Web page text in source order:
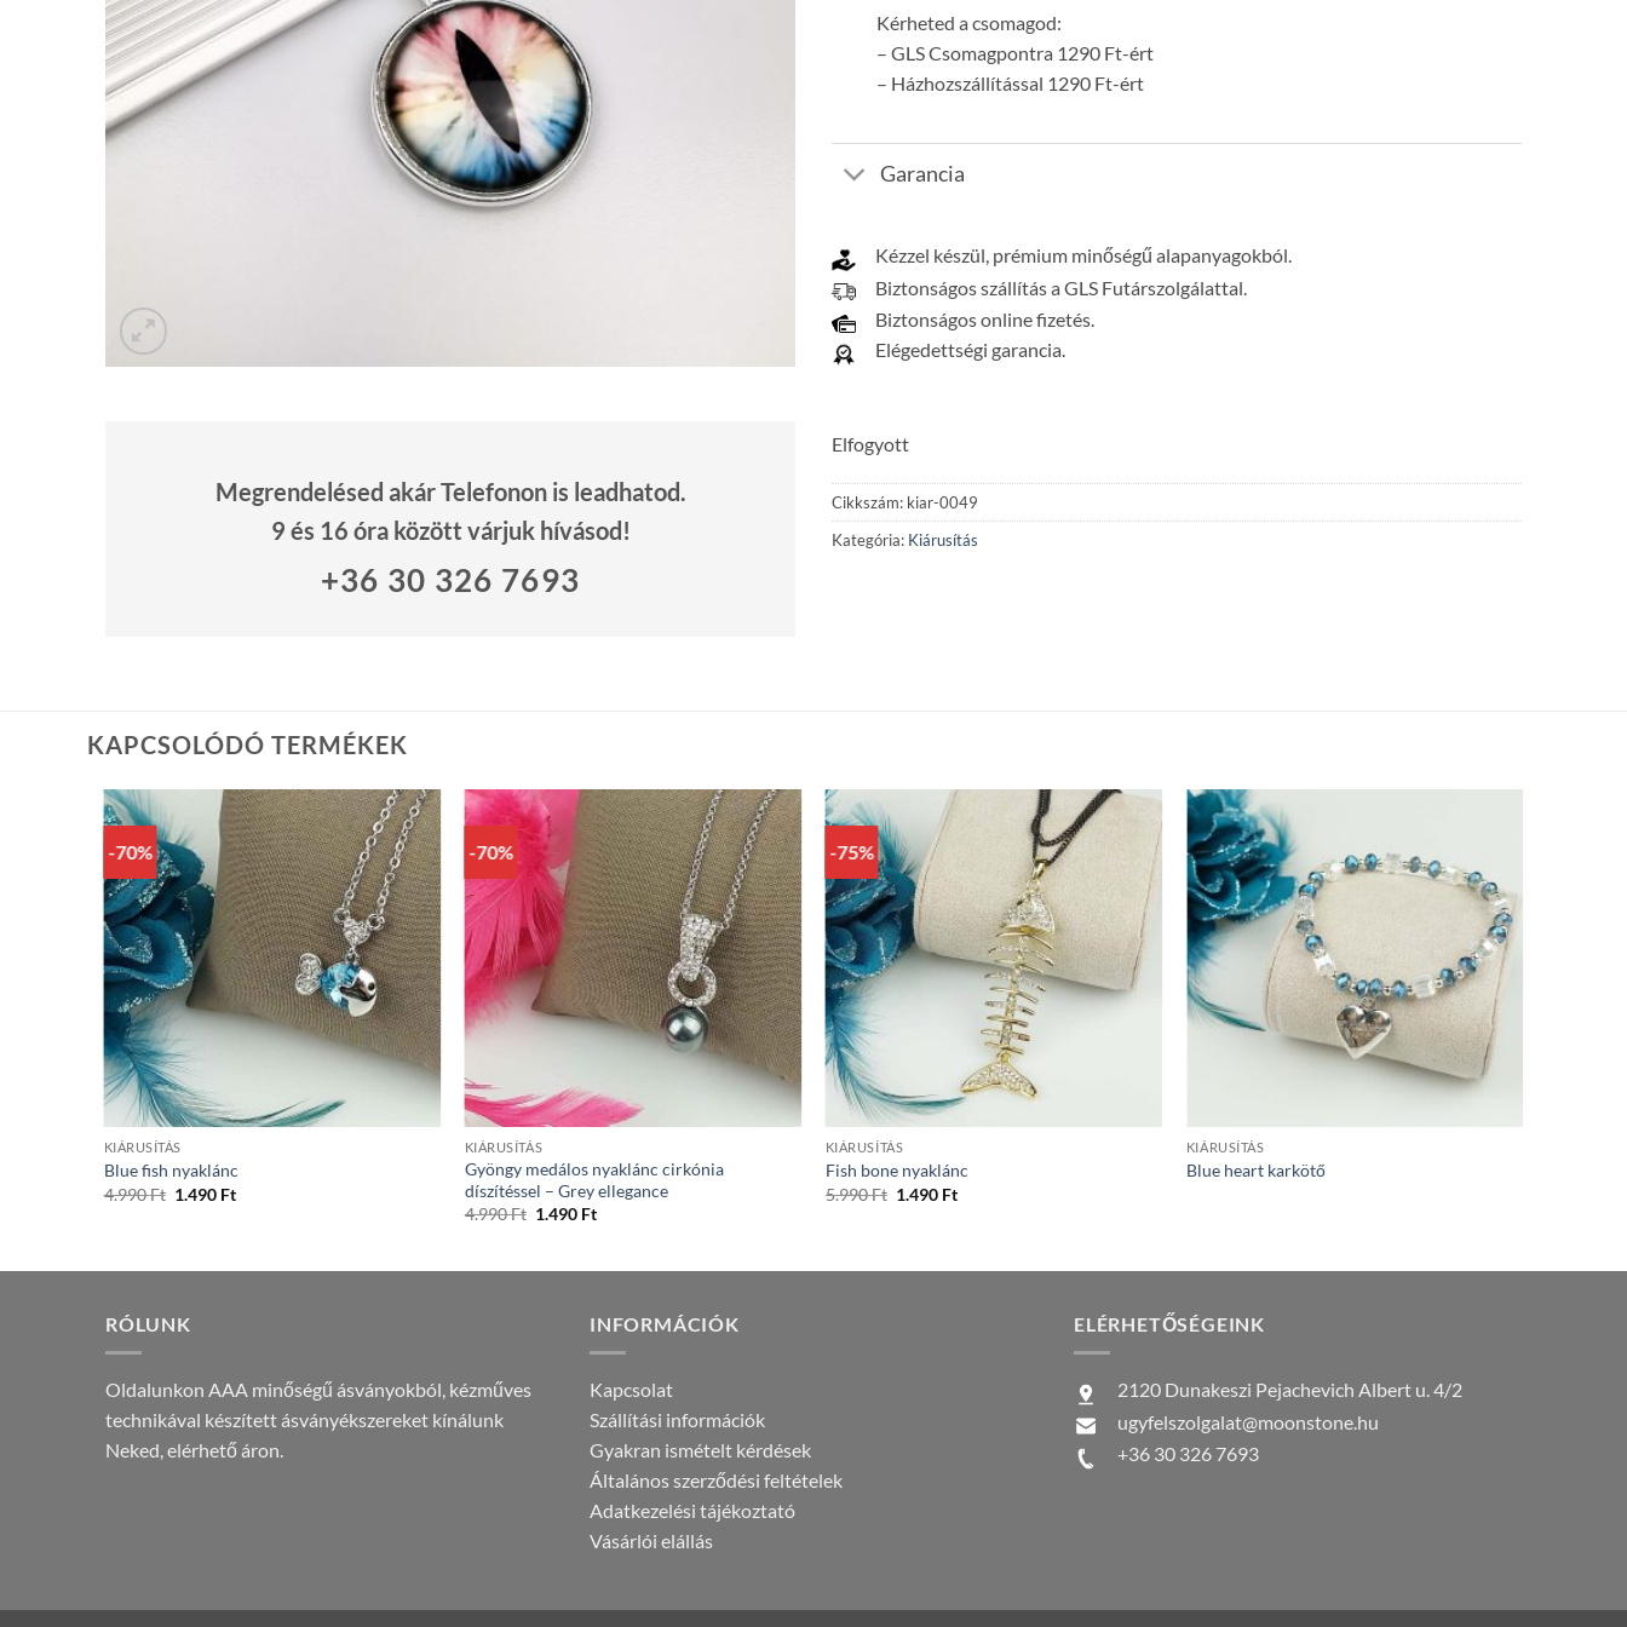
Megrendelésed akár Telefonon is leadhatod.
9 és 16 óra között várjuk hívásod!
+36 30 326 7693
Kérheted a csomagod:
– GLS Csomagpontra 1290 Ft-ért
– Házhozszállítással 1290 Ft-ért
Garancia
Kézzel készül, prémium minőségű alapanyagokból.
Biztonságos szállítás a GLS Futárszolgálattal.
Biztonságos online fizetés.
Elégedettségi garancia.
Elfogyott
Cikkszám: kiar-0049
Kategória: Kiárusítás
KAPCSOLÓDÓ TERMÉKEK
-70%
+
KIÁRUSÍTÁS
Blue fish nyaklánc
4.990Ft Original
1.490 FtCurrent
-70%
+
KIÁRUSÍTÁS
Gyöngy medálos nyaklánc cirkónia
díszítéssel – Grey ellegance
4.990Ft Original
1.490 FtCurrent
-75%
+
KIÁRUSÍTÁS
Fish bone nyaklánc
5.990Ft Original
1.490 FtCurrent
KIÁRUSÍTÁS
Blue heart karkötő
RÓLUNK
Oldalunkon AAA minőségű ásványokból, kézműves
technikával készített ásványékszereket kínálunk
Neked, elérhető áron.
INFORMÁCIÓK
Kapcsolat
Szállítási információk
Gyakran ismételt kérdések
Általános szerződési feltételek
Adatkezelési tájékoztató
Vásárlói elállás
ELÉRHETŐSÉGEINK
2120 Dunakeszi Pejachevich Albert u. 4/2
ugyfelszolgalat@moonstone.hu
+36 30 326 7693